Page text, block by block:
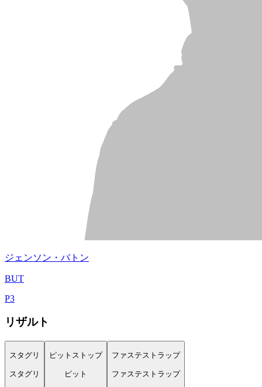
ジェンソン・バトン
BUT
P3
リザルト
スタグリ
スタグリ
ピットストップ
ピット
ファステストラップ
ファステストラップ